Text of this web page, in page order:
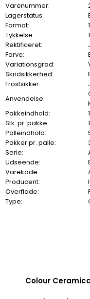
Varenummer:
Lagerstatus:
Format:
Tykkelse:
Rektificeret:
Farve:
Variationsgrad:
Skridsikkerhed:
Frostsikker:
Anvendelse:
Pakkeindhold:
Stk. pr. pakke:
Palleindhold:
Pakker pr. palle:
Serie:
Udseende:
Varekode:
Producent:
Overflade:
Type:
Colour